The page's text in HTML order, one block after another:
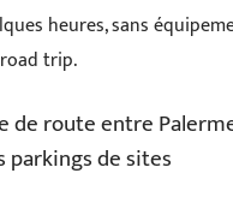
heures, sans
trip.
de route entre
parkings de sites